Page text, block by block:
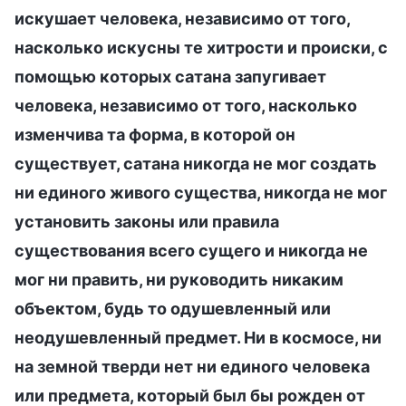
искушает человека, независимо от того,
насколько искусны те хитрости и происки, с
помощью которых сатана запугивает
человека, независимо от того, насколько
изменчива та форма, в которой он
существует, сатана никогда не мог создать
ни единого живого существа, никогда не мог
установить законы или правила
существования всего сущего и никогда не
мог ни править, ни руководить никаким
объектом, будь то одушевленный или
неодушевленный предмет. Ни в космосе, ни
на земной тверди нет ни единого человека
или предмета, который был бы рожден от